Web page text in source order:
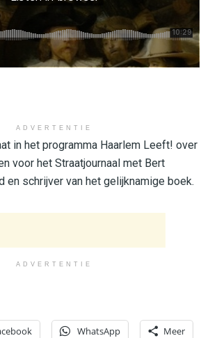
ADVERTENTIE
in het programma Haarlem Leeft! over
voor het Straatjournaal met Bert
en schrijver van het gelijknamige boek.
ADVERTENTIE
WhatsApp Meer